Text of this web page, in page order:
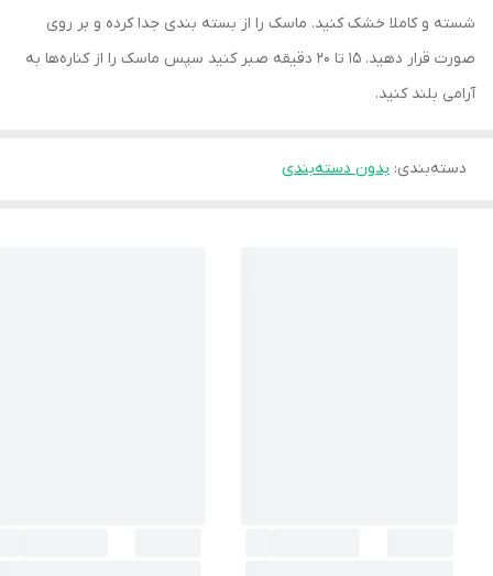
شسته و کاملا خشک کنید. ماسک را از بسته بندی جدا کرده و بر روی
صورت قرار دهید. 15 تا 20 دقیقه صبر کنید سپس ماسک را از کناره‌ها به
آرامی بلند کنید.
دسته‌بندی: بدون دسته‌بندی